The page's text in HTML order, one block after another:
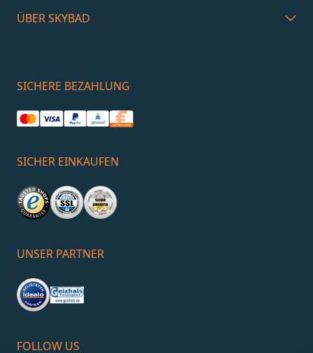
ÜBER SKYBAD
SICHERE BEZAHLUNG
SICHER EINKAUFEN
UNSER PARTNER
FOLLOW US